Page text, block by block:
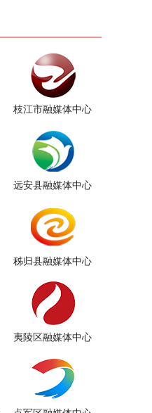
枝江市融媒体中心
远安县融媒体中心
秭归县融媒体中心
夷陵区融媒体中心